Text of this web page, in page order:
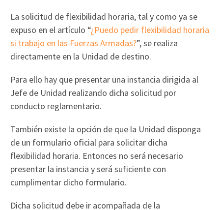
La solicitud de flexibilidad horaria, tal y como ya se
expuso en el artículo “¿Puedo pedir flexibilidad horaria
si trabajo en las Fuerzas Armadas?”, se realiza
directamente en la Unidad de destino.
Para ello hay que presentar una instancia dirigida al
Jefe de Unidad realizando dicha solicitud por
conducto reglamentario.
También existe la opción de que la Unidad disponga
de un formulario oficial para solicitar dicha
flexibilidad horaria. Entonces no será necesario
presentar la instancia y será suficiente con
cumplimentar dicho formulario.
Dicha solicitud debe ir acompañada de la